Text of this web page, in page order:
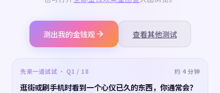
测出我的金钱观 查看其他测试
先来一道试试 · Q1 / 18 约 4 分钟
逛街或刷手机时看到一个心仪已久的东西，你通常会？